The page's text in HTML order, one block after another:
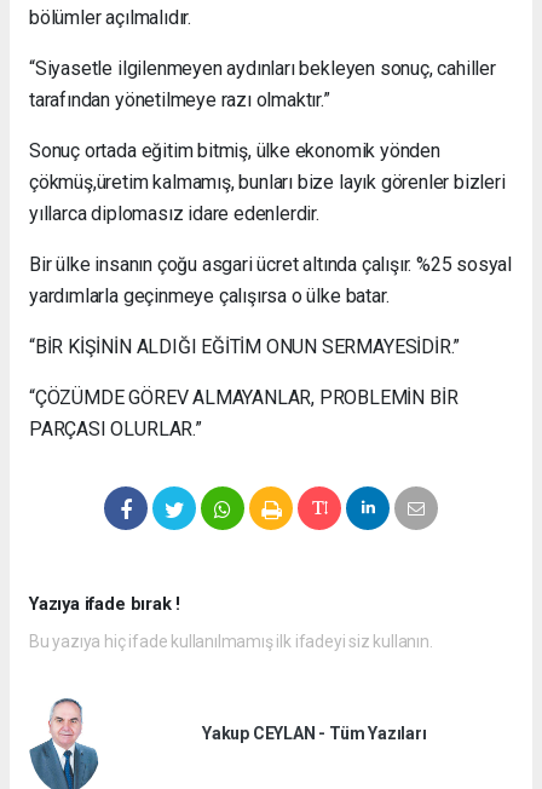
bölümler açılmalıdır.
“Siyasetle ilgilenmeyen aydınları bekleyen sonuç, cahiller
tarafından yönetilmeye razı olmaktır.”
Sonuç ortada eğitim bitmiş, ülke ekonomik yönden
çökmüş,üretim kalmamış, bunları bize layık görenler bizleri
yıllarca diplomasız idare edenlerdir.
Bir ülke insanın çoğu asgari ücret altında çalışır. %25 sosyal
yardımlarla geçinmeye çalışırsa o ülke batar.
“BİR KİŞİNİN ALDIĞI EĞİTİM ONUN SERMAYESİDİR.”
“ÇÖZÜMDE GÖREV ALMAYANLAR, PROBLEMİN BİR
PARÇASI OLURLAR.”
Yazıya ifade bırak !
Bu yazıya hiç ifade kullanılmamış ilk ifadeyi siz kullanın.
Yakup CEYLAN - Tüm Yazıları